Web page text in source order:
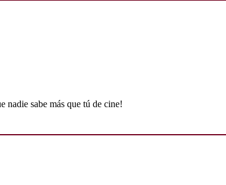
nadie sabe más que tú de cine!